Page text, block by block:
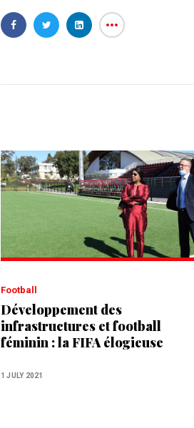
Football
Développement des
infrastructures et football
féminin : la FIFA élogieuse
1 JULY 2021